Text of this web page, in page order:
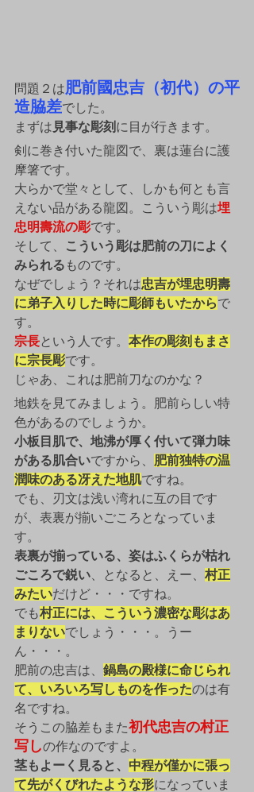
問題２は肥前國忠吉（初代）の平
造脇差でした。
まずは 見事な彫刻 に目が行きます。
剣に巻き付いた龍図で、裏は蓮台に護
摩箸です。
大らかで堂々として、しかも何とも言
えない品がある龍図。こういう彫は埋
忠明壽流の彫です。
そして、
こういう彫は肥前の刀によく
みられる ものです。
なぜでしょう？それは忠吉が埋忠明壽
に弟子入りした時に彫師もいたからで
す。
宗長という人です。 本作の彫刻もまさ
に宗長彫です。
じゃあ、これは肥前刀なのかな？
地鉄を見てみましょう。肥前らしい特
色があるのでしょうか。
小板目肌で、地沸が厚く付いて弾力味
がある肌合いですから、 肥前独特の温
潤味のある冴えた地肌ですね。
でも、刃文は浅い湾れに互の目です
が、表裏が揃いごころとなっていま
す。
表裏が揃っている、姿はふくらが枯れ
ごころで鋭い 、となると、えー、 村正
みたいだけど・・・ですね。
でも村正には、こういう濃密な彫はあ
まりないでしょう・・・。うー
ん・・・。
肥前の忠吉は、 鍋島の殿様に命じられ
て、いろいろ写しものを作ったのは有
名ですね。
そうこの脇差もまた初代忠吉の村正
写しの作なのですよ。
茎もよーく見ると、 中程が僅かに張っ
て先がくびれたような形になっていま